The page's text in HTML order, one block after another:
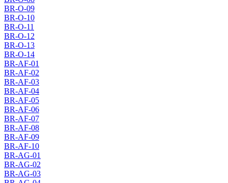
BR-O-09
BR-O-10
BR-O-11
BR-O-12
BR-O-13
BR-O-14
BR-AF-01
BR-AF-02
BR-AF-03
BR-AF-04
BR-AF-05
BR-AF-06
BR-AF-07
BR-AF-08
BR-AF-09
BR-AF-10
BR-AG-01
BR-AG-02
BR-AG-03